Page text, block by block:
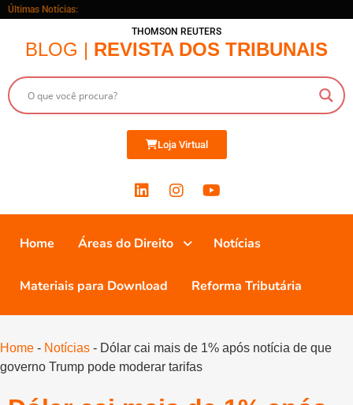
Últimas Notícias:
THOMSON REUTERS
BLOG | REVISTA DOS TRIBUNAIS
Loja Virtual
Home Áreas do Direito Notícias
Materiais para Download Reforma Tributária
Home - Notícias - Dólar cai mais de 1% após notícia de que
governo Trump pode moderar tarifas